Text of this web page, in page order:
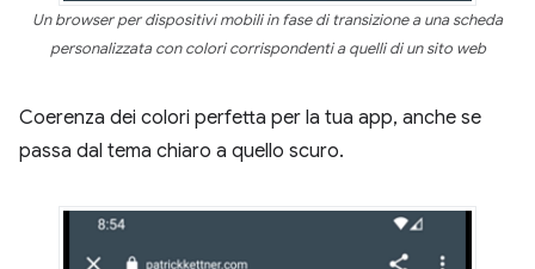
Un browser per dispositivi mobili in fase di transizione a una scheda
personalizzata con colori corrispondenti a quelli di un sito web
Coerenza dei colori perfetta per la tua app, anche se
passa dal tema chiaro a quello scuro.